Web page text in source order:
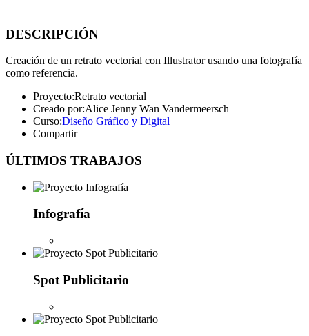
DESCRIPCIÓN
Creación de un retrato vectorial con Illustrator usando una fotografía
como referencia.
Proyecto:Retrato vectorial
Creado por:Alice Jenny Wan Vandermeersch
Curso:Diseño Gráfico y Digital
Compartir
ÚLTIMOS TRABAJOS
Infografía
Spot Publicitario